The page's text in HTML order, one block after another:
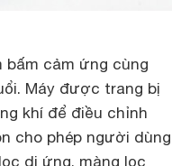
bấm cảm ứng cùng
Máy được trang bị
khí để điều chỉnh
cho phép người dùng
dị ứng, màng lọc